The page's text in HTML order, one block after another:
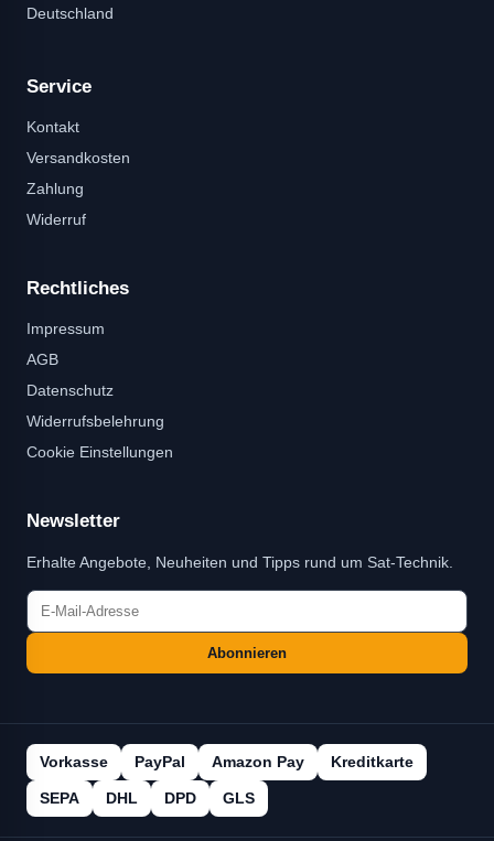
Deutschland
Service
Kontakt
Versandkosten
Zahlung
Widerruf
Rechtliches
Impressum
AGB
Datenschutz
Widerrufsbelehrung
Cookie Einstellungen
Newsletter
Erhalte Angebote, Neuheiten und Tipps rund um Sat-Technik.
Abonnieren
Vorkasse PayPal Amazon Pay Kreditkarte
SEPA DHL DPD GLS